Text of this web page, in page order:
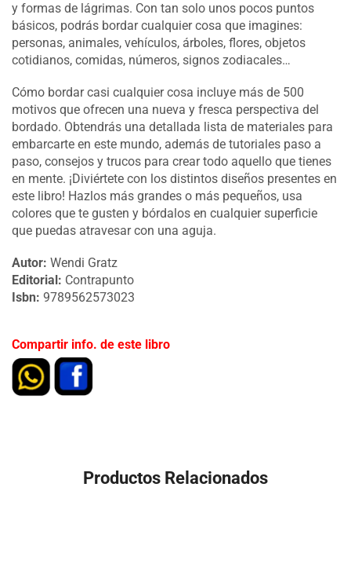
y formas de lágrimas. Con tan solo unos pocos puntos
básicos, podrás bordar cualquier cosa que imagines:
personas, animales, vehículos, árboles, flores, objetos
cotidianos, comidas, números, signos zodiacales…
Cómo bordar casi cualquier cosa incluye más de 500
motivos que ofrecen una nueva y fresca perspectiva del
bordado. Obtendrás una detallada lista de materiales para
embarcarte en este mundo, además de tutoriales paso a
paso, consejos y trucos para crear todo aquello que tienes
en mente. ¡Diviértete con los distintos diseños presentes en
este libro! Hazlos más grandes o más pequeños, usa
colores que te gusten y bórdalos en cualquier superficie
que puedas atravesar con una aguja.
Autor: Wendi Gratz
Editorial: Contrapunto
Isbn: 9789562573023
Compartir info. de este libro
Productos Relacionados